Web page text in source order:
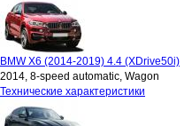
BMW X6 (2014-2019) 4.4 (XDrive50i)
2014, 8-speed automatic, Wagon
Технические характеристики